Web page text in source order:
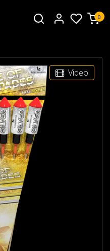
0
Video